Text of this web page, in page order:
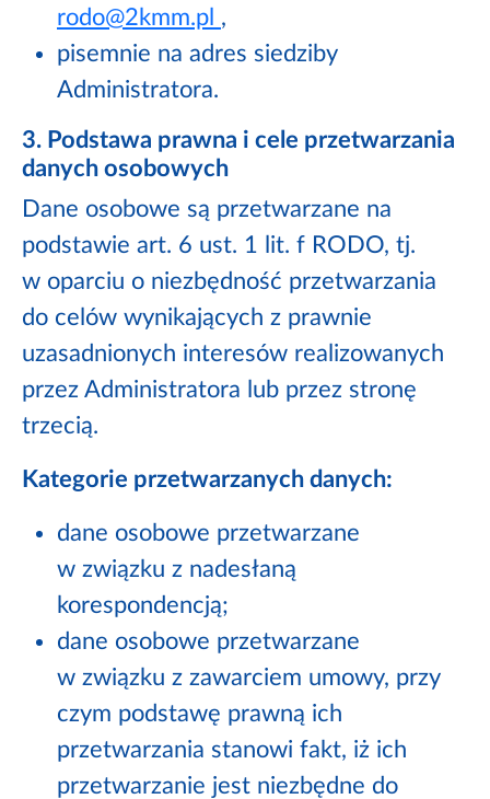
rodo@2kmm.pl ,
pisemnie na adres siedziby
Administratora.
3. Podstawa prawna i cele przetwarzania
danych osobowych
Dane osobowe są przetwarzane na
podstawie art. 6 ust. 1 lit. f RODO, tj.
w oparciu o niezbędność przetwarzania
do celów wynikających z prawnie
uzasadnionych interesów realizowanych
przez Administratora lub przez stronę
trzecią.
Kategorie przetwarzanych danych:
dane osobowe przetwarzane
w związku z nadesłaną
korespondencją;
dane osobowe przetwarzane
w związku z zawarciem umowy, przy
czym podstawę prawną ich
przetwarzania stanowi fakt, iż ich
przetwarzanie jest niezbędne do